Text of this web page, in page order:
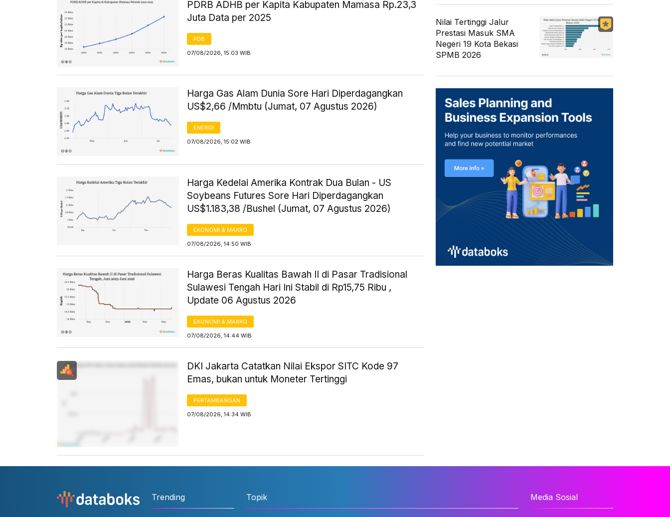
PDRB ADHB per Kapita Kabupaten Mamasa Rp.23,3
Juta Data per 2025
PDB
07/08/2026, 15:03 WIB
Harga Gas Alam Dunia Sore Hari Diperdagangkan
US$2,66 /Mmbtu (Jumat, 07 Agustus 2026)
ENERGI
07/08/2026, 15:02 WIB
Harga Kedelai Amerika Kontrak Dua Bulan - US
Soybeans Futures Sore Hari Diperdagangkan
US$1.183,38 /Bushel (Jumat, 07 Agustus 2026)
EKONOMI & MAKRO
07/08/2026, 14:50 WIB
Harga Beras Kualitas Bawah II di Pasar Tradisional
Sulawesi Tengah Hari Ini Stabil di Rp15,75 Ribu ,
Update 06 Agustus 2026
EKONOMI & MAKRO
07/08/2026, 14:44 WIB
DKI Jakarta Catatkan Nilai Ekspor SITC Kode 97
Emas, bukan untuk Moneter Tertinggi
PERTAMBANGAN
07/08/2026, 14:34 WIB
Nilai Tertinggi Jalur
Prestasi Masuk SMA
Negeri 19 Kota Bekasi
SPMB 2026
Trending Topik Media Sosial